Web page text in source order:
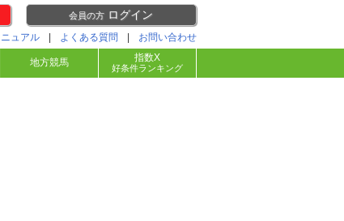
会員の方 ログイン
ュアル よくある質問 お問い合わせ
地方競馬 指数X
好条件ランキング